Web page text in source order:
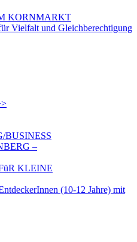
KORNMARKT
Vielfalt und Gleichberechtigung
BUSINESS
–
KLEINE
(10-12 Jahre) mit